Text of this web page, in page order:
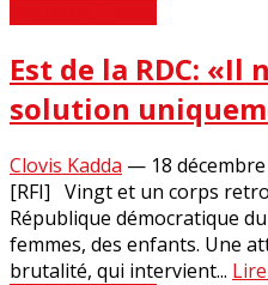
Est de la RDC: «Il
solution
Clovis Kadda — 18
[RFI] Vingt et un corps
République démocratique
femmes, des enfants. Une
brutalité, qui intervient...